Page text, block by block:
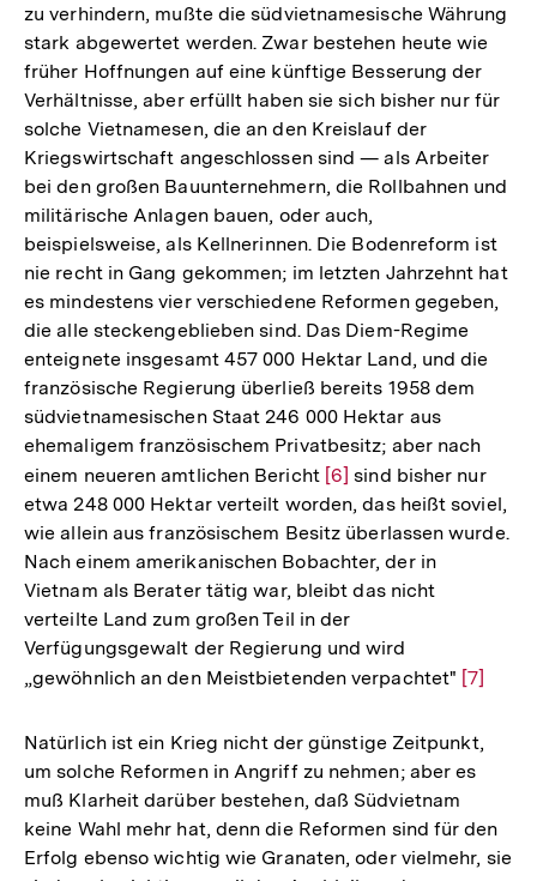
zu verhindern, mußte die südvietnamesische Währung
stark abgewertet werden. Zwar bestehen heute wie
früher Hoffnungen auf eine künftige Besserung der
Verhältnisse, aber erfüllt haben sie sich bisher nur für
solche Vietnamesen, die an den Kreislauf der
Kriegswirtschaft angeschlossen sind — als Arbeiter
bei den großen Bauunternehmern, die Rollbahnen und
militärische Anlagen bauen, oder auch,
beispielsweise, als Kellnerinnen. Die Bodenreform ist
nie recht in Gang gekommen; im letzten Jahrzehnt hat
es mindestens vier verschiedene Reformen gegeben,
die alle steckengeblieben sind. Das Diem-Regime
enteignete insgesamt 457 000 Hektar Land, und die
französische Regierung überließ bereits 1958 dem
südvietnamesischen Staat 246 000 Hektar aus
ehemaligem französischem Privatbesitz; aber nach
einem neueren amtlichen Bericht Zur
Auflösung
der
Fußnote
[6] sind bisher nur
etwa 248 000 Hektar verteilt worden, das heißt soviel,
wie allein aus französischem Besitz überlassen wurde.
Nach einem amerikanischen Bobachter, der in
Vietnam als Berater tätig war, bleibt das nicht
verteilte Land zum großen Teil in der
Verfügungsgewalt der Regierung und wird
„gewöhnlich an den Meistbietenden verpachtet" Zur
der
Fußnote
[7]
Natürlich ist ein Krieg nicht der günstige Zeitpunkt,
um solche Reformen in Angriff zu nehmen; aber es
muß Klarheit darüber bestehen, daß Südvietnam
keine Wahl mehr hat, denn die Reformen sind für den
Erfolg ebenso wichtig wie Granaten, oder vielmehr, sie